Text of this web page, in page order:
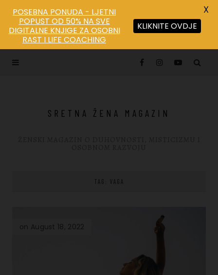
SRETNA ŽENA MAGAZIN
TAG: VAGA
on August 18, 2022
POSEBNA PONUDA - LJETNI
POPUST OD 50% NA SVE
DIGITALNE KNJIGE ZA OSOBNI
RAST I LIFE COACHING
KLIKNITE OVDJE
X
Save